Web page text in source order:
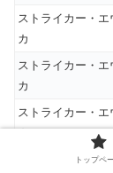
ストライカー・エ
カ
ストライカー・エ
カ
ストライカー・エ
カ
ストライカー・エ
トップペ